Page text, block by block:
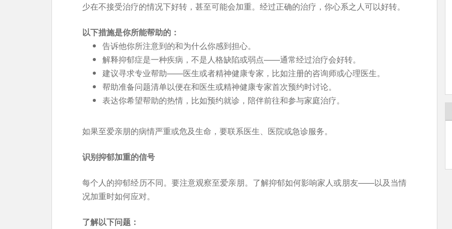
少在不接受治疗的情况下好转，甚至可能会加重。经过正确的治疗，你心系之人可以好转。
以下措施是你所能帮助的：
告诉他你所注意到的和为什么你感到担心。
解释抑郁症是一种疾病，不是人格缺陷或弱点——通常经过治疗会好转。
建议寻求专业帮助——医生或者精神健康专家，比如注册的咨询师或心理医生。
帮助准备问题清单以便在和医生或精神健康专家首次预约时讨论。
表达你希望帮助的热情，比如预约就诊，陪伴前往和参与家庭治疗。
如果至爱亲朋的病情严重或危及生命，要联系医生、医院或急诊服务。
识别抑郁加重的信号
每个人的抑郁经历不同。要注意观察至爱亲朋。了解抑郁如何影响家人或朋友——以及当情
况加重时如何应对。
了解以下问题：